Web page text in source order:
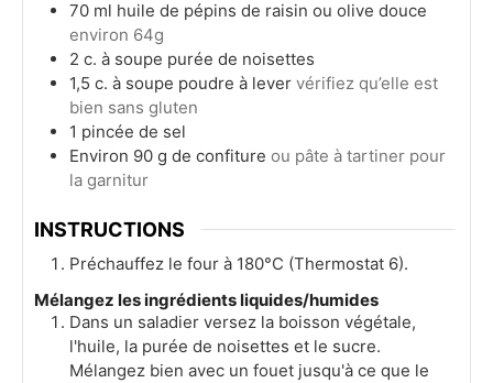
70 ml huile de pépins de raisin ou olive douce
environ 64g
2 c. à soupe purée de noisettes
1,5 c. à soupe poudre à lever vérifiez qu’elle est
bien sans gluten
1 pincée de sel
Environ 90 g de confiture ou pâte à tartiner pour
la garnitur
INSTRUCTIONS
Préchauffez le four à 180°C (Thermostat 6).
Mélangez les ingrédients liquides/humides
Dans un saladier versez la boisson végétale,
l'huile, la purée de noisettes et le sucre.
Mélangez bien avec un fouet jusqu'à ce que le